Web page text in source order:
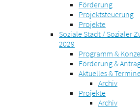
Förderung
Projektsteuerung
Projekte
Soziale Stadt / Sozialer
2029
Programm &
Förderung &
Aktuelles &
Archiv
Projekte
Archiv